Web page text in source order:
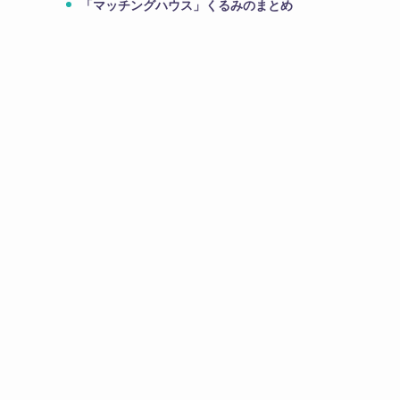
「マッチングハウス」くるみのまとめ